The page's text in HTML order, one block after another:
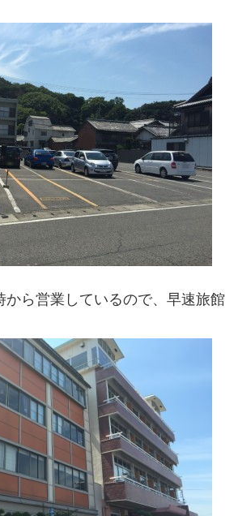
から営業しているので、早速旅館